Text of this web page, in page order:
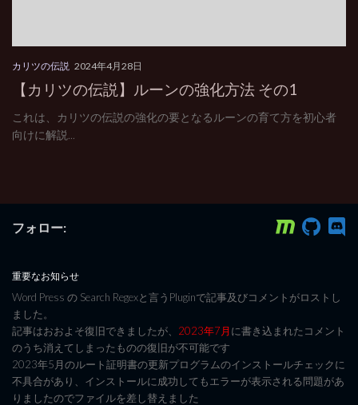
カリツの伝説 2024年4月28日
【カリツの伝説】ルーンの強化方法 その1
これは、カリツの伝説の強化の要となるルーンの育て方を初心者
向けに解説...
フォロー:
重要なお知らせ
Word Press の Search Regexと言うPluginで記事及びコメントがロストし
ました。
記事はおおよそ復旧できましたが、 2023年7月に書き込まれたコメント
のうち消えてしまったものの復旧が不可能です
2023年5月のルート証明書の更新プログラムのインストールチェックに
不具合があり、インストールに成功してもエラーが表示される問題があ
りましたのでファイルを差し替えました